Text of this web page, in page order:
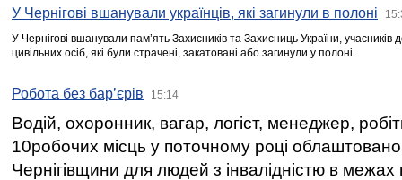
У Чернігові вшанували українців, які загинули в полоні
У Чернігові вшанували пам’ять Захисників та Захисниць України,
цивільних осіб, які були страчені, закатовані або загинули у полоні.
Робота без бар’єрів 15:14
Водій, охоронник, вагар, логіст, менеджер,
10робочих місць у поточному році
Чернігівщини для людей з інвалідністю в межах